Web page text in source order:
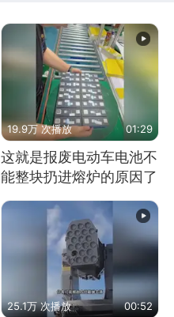
19.9万 次播放 01:29
这就是报废电动车电池不
能整块扔进熔炉的原因了
25.1万 次播放 00:52